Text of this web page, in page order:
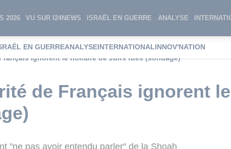
2026 VU SUR I24NEWS ISRAËL EN GUERRE ANALYSE
EN GUERREANALYSEINTERNATIONALINNOV'NATION
ignorent le nombre de Juifs tués (sondage)
de Français ignorent
"ne pas avoir entendu parler" de la Shoah